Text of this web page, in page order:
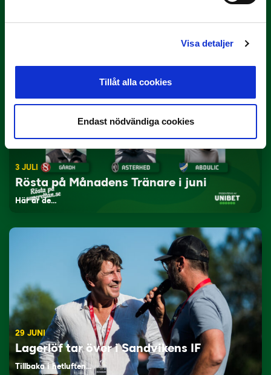
Visa detaljer
Tillåt alla cookies
Endast nödvändiga cookies
3 JULI
Rösta på Månadens Tränare i juni
Här är de…
29 JUNI
Lagerlöf tar över i Sandvikens IF
Tillbaka i hetluften…